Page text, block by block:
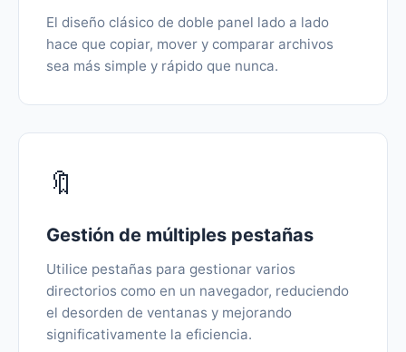
El diseño clásico de doble panel lado a lado
hace que copiar, mover y comparar archivos
sea más simple y rápido que nunca.
🔖
Gestión de múltiples pestañas
Utilice pestañas para gestionar varios
directorios como en un navegador, reduciendo
el desorden de ventanas y mejorando
significativamente la eficiencia.